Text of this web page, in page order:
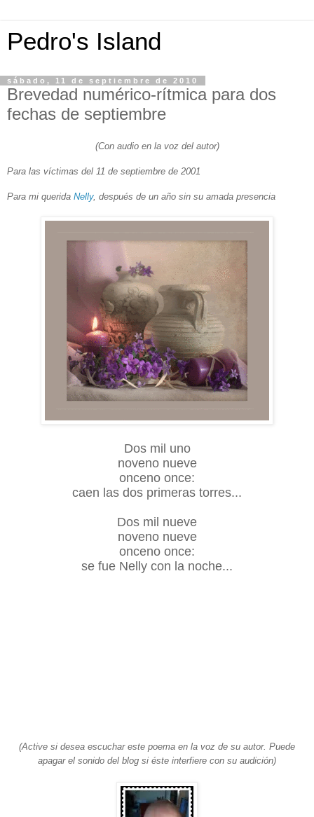
Pedro's Island
sábado, 11 de septiembre de 2010
Brevedad numérico-rítmica para dos
fechas de septiembre
(Con audio en la voz del autor)
Para las víctimas del 11 de septiembre de 2001
Para mi querida Nelly, después de un año sin su amada presencia
Dos mil uno
noveno nueve
onceno once:
caen las dos primeras torres...
Dos mil nueve
noveno nueve
onceno once:
se fue Nelly con la noche...
(Active si desea escuchar este poema en la voz de su autor. Puede
apagar el sonido del blog si éste interfiere con su audición)